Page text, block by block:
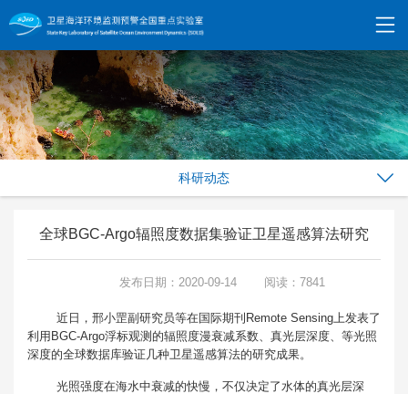
科研动态
全球BGC-Argo辐照度数据集验证卫星遥感算法研究
发布日期：2020-09-14 阅读：7841
近日，邢小罡副研究员等在国际期刊Remote Sensing上发表了
利用BGC-Argo浮标观测的辐照度漫衰减系数、真光层深度、等光照
深度的全球数据库验证几种卫星遥感算法的研究成果。
光照强度在海水中衰减的快慢，不仅决定了水体的真光层深